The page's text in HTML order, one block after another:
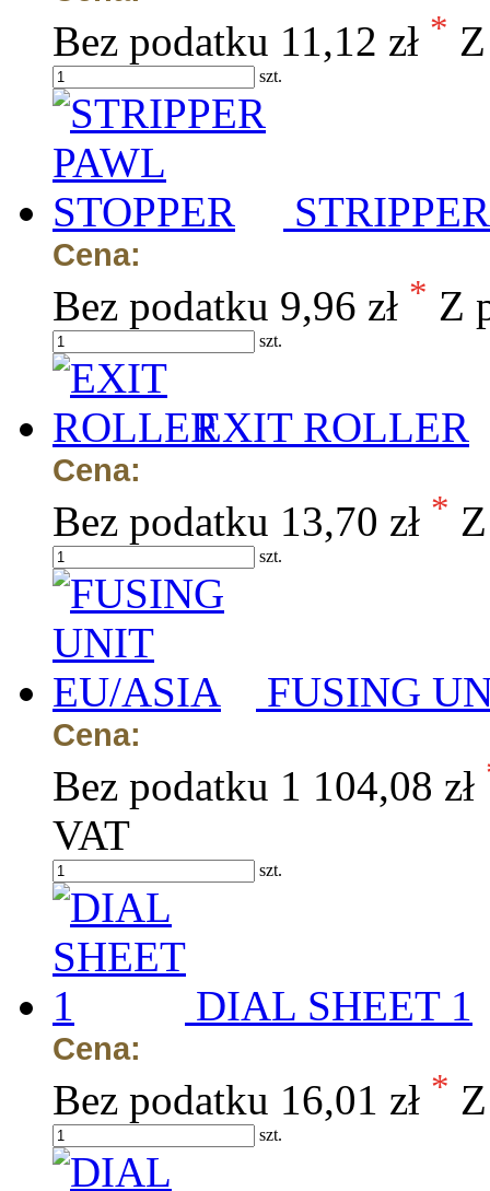
Bez podatku 11,12 zł *
szt.
Cena:
Bez podatku 9,96 zł * Z
szt.
EXIT ROLLER
Cena:
Bez podatku 13,70 zł *
szt.
FUSING
Cena:
Bez podatku 1 104,08 zł
VAT
szt.
DIAL SHEET 1
Cena:
Bez podatku 16,01 zł *
szt.